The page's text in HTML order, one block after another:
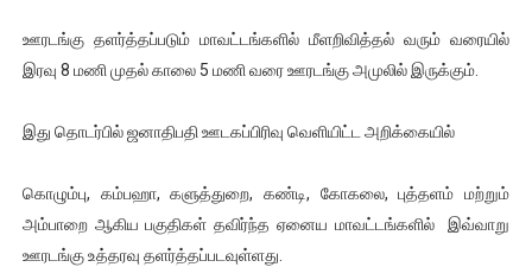
ஊரடங்கு தளர்த்தப்படும் மாவட்டங்களில் மீளறிவித்தல் வரும் வரையில்
இரவு 8 மணி முதல் காலை 5 மணி வரை ஊரடங்கு அமுலில் இருக்கும்.
இது தொடர்பில் ஜனாதிபதி ஊடகப்பிரிவு வெளியிட்ட அறிக்கையில்
கொழும்பு, கம்பஹா, களுத்துறை, கண்டி, கோகலை, புத்தளம் மற்றும்
அம்பாறை ஆகிய பகுதிகள் தவிர்ந்த ஏனைய மாவட்டங்களில் இவ்வாறு
ஊரடங்கு உத்தரவு தளர்த்தப்படவுள்ளது.